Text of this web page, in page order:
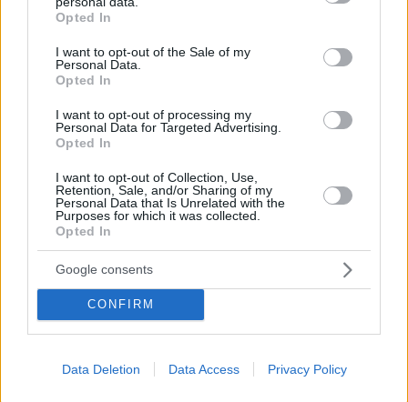
grant or deny consent to Google and its third-party tags to
use your data for below specified purposes in below Google
consent section.
Opted In
I want to opt-out of the Sale of my
Personal Data.
Opted In
I want to opt-out of processing my
Personal Data for Targeted Advertising.
Opted In
I want to opt-out of Collection, Use,
Retention, Sale, and/or Sharing of my
Personal Data that Is Unrelated with the
Purposes for which it was collected.
Opted In
Google consents
CONFIRM
Data Deletion Data Access Privacy Policy
Εθνική Τράπεζα: Η κορυφαία επιλογή για τη χρηματοδότηση
29.07.2026, 09:39
Ειδήσεις Δημοφιλή Σχολιασμένα
Συνδικαλιστής ψαράς που αποχώρησε από την Ελπίδα
της Καρυστιανού, της ζητά να τον προστατέψει:
Καταγγέλλει μεθοδευμένη σπίλωση από μέλη του
πριν 7 λεπτά
Νόμιζε πως έμπαινε στην περιεμμηνόπαυση, αλλά η
απώλεια βάρους και ο πόνος ήταν ενδείξεις καρκίνου